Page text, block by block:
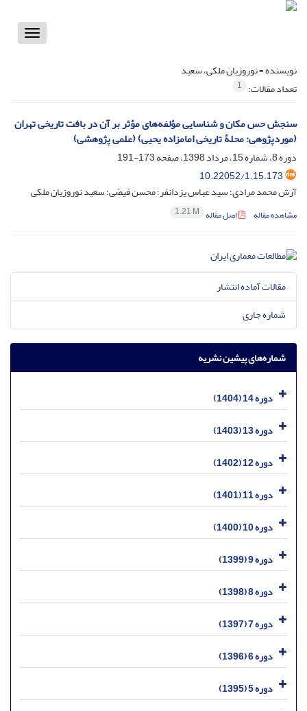
Toggle
نویسنده =نوروزیان ملکی، سعید
تعداد مقالات: 1
سنجش حس مکان و شناسایی مؤلفه‌های مؤثر بر آن در بافت تاریخی تهران
(موردپژوهی: محلۀ تاریخی امامزاده یحیی) (علمی پژوهشی)
دوره 8، شماره 15، مرداد 1398، صفحه
173-191
10.22052/1.15.173
آرش محمد مرادی؛ سید عباس یزدانفر؛ محسن فیضی؛ سعید نوروزیان ملکی
مشاهده مقاله اصل مقاله 1.21 M
مقالات آماده انتشار
شماره جاری
شماره‌های پیشین نشریه
دوره 14 (1404)
دوره 13 (1403)
دوره 12 (1402)
دوره 11 (1401)
دوره 10 (1400)
دوره 9 (1399)
دوره 8 (1398)
دوره 7 (1397)
دوره 6 (1396)
دوره 5 (1395)